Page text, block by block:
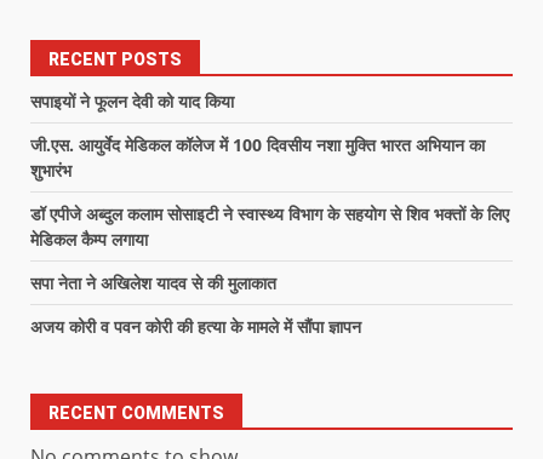
RECENT POSTS
सपाइयों ने फूलन देवी को याद किया
जी.एस. आयुर्वेद मेडिकल कॉलेज में 100 दिवसीय नशा मुक्ति भारत अभियान का
शुभारंभ
डॉ एपीजे अब्दुल कलाम सोसाइटी ने स्वास्थ्य विभाग के सहयोग से शिव भक्तों के लिए
मेडिकल कैम्प लगाया
सपा नेता ने अखिलेश यादव से की मुलाकात
अजय कोरी व पवन कोरी की हत्या के मामले में सौंपा ज्ञापन
RECENT COMMENTS